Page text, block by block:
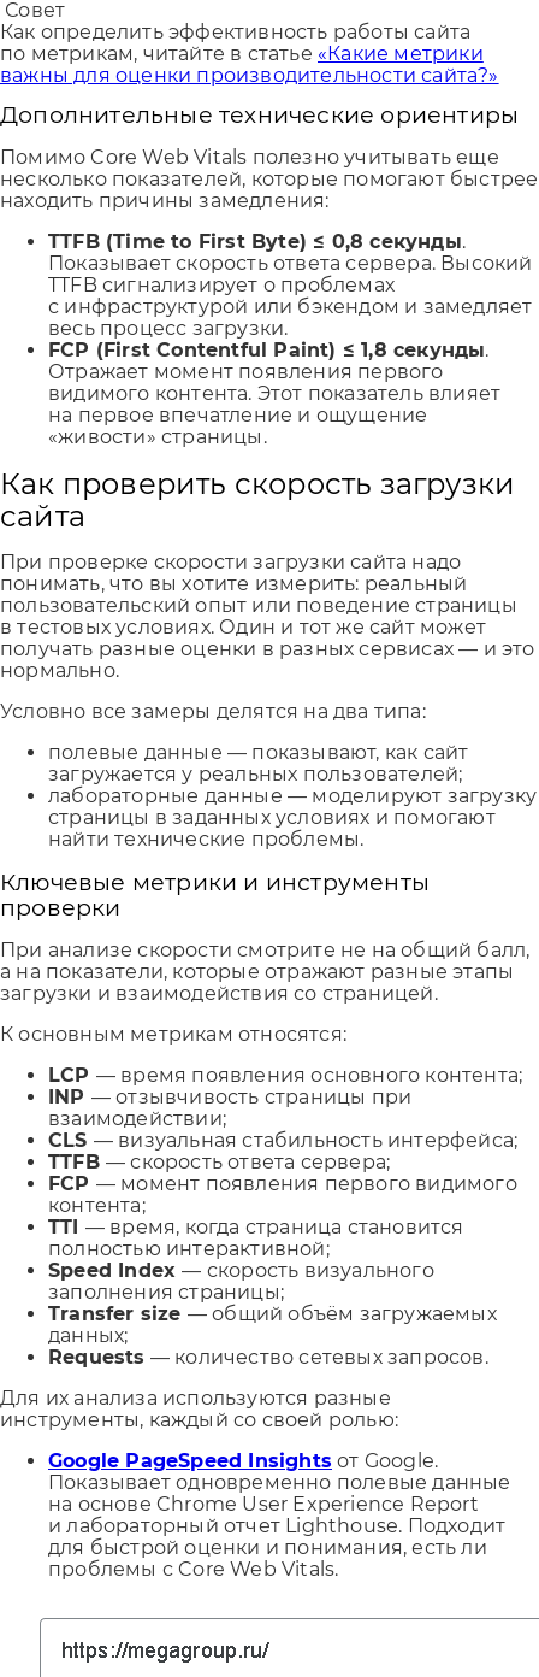
Совет
Как определить эффективность работы сайта
по метрикам, читайте в статье «Какие метрики
важны для оценки производительности сайта?»
Дополнительные технические ориентиры
Помимо Core Web Vitals полезно учитывать еще
несколько показателей, которые помогают быстрее
находить причины замедления:
TTFB (Time to First Byte) ≤ 0,8 секунды.
Показывает скорость ответа сервера. Высокий
TTFB сигнализирует о проблемах
с инфраструктурой или бэкендом и замедляет
весь процесс загрузки.
FCP (First Contentful Paint) ≤ 1,8 секунды.
Отражает момент появления первого
видимого контента. Этот показатель влияет
на первое впечатление и ощущение
«живости» страницы.
Как проверить скорость загрузки
сайта
При проверке скорости загрузки сайта надо
понимать, что вы хотите измерить: реальный
пользовательский опыт или поведение страницы
в тестовых условиях. Один и тот же сайт может
получать разные оценки в разных сервисах — и это
нормально.
Условно все замеры делятся на два типа:
полевые данные — показывают, как сайт
загружается у реальных пользователей;
лабораторные данные — моделируют загрузку
страницы в заданных условиях и помогают
найти технические проблемы.
Ключевые метрики и инструменты
проверки
При анализе скорости смотрите не на общий балл,
а на показатели, которые отражают разные этапы
загрузки и взаимодействия со страницей.
К основным метрикам относятся:
LCP — время появления основного контента;
INP — отзывчивость страницы при
взаимодействии;
CLS — визуальная стабильность интерфейса;
TTFB — скорость ответа сервера;
FCP — момент появления первого видимого
контента;
TTI — время, когда страница становится
полностью интерактивной;
Speed Index— скорость визуального
заполнения страницы;
Transfer size — общий объём загружаемых
данных;
Requests — количество сетевых запросов.
Для их анализа используются разные
инструменты, каждый со своей ролью:
Google PageSpeed Insights от Google.
Показывает одновременно полевые данные
на основе Chrome User Experience Report
и лабораторный отчет Lighthouse. Подходит
для быстрой оценки и понимания, есть ли
проблемы с Core Web Vitals.